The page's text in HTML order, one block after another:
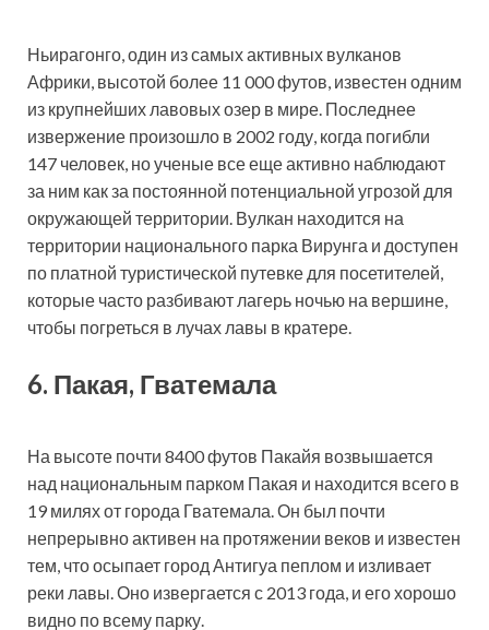
Ньирагонго, один из самых активных вулканов
Африки, высотой более 11 000 футов, известен одним
из крупнейших лавовых озер в мире. Последнее
извержение произошло в 2002 году, когда погибли
147 человек, но ученые все еще активно наблюдают
за ним как за постоянной потенциальной угрозой для
окружающей территории. Вулкан находится на
территории национального парка Вирунга и доступен
по платной туристической путевке для посетителей,
которые часто разбивают лагерь ночью на вершине,
чтобы погреться в лучах лавы в кратере.
6. Пакая, Гватемала
На высоте почти 8400 футов Пакайя возвышается
над национальным парком Пакая и находится всего в
19 милях от города Гватемала. Он был почти
непрерывно активен на протяжении веков и известен
тем, что осыпает город Антигуа пеплом и изливает
реки лавы. Оно извергается с 2013 года, и его хорошо
видно по всему парку.